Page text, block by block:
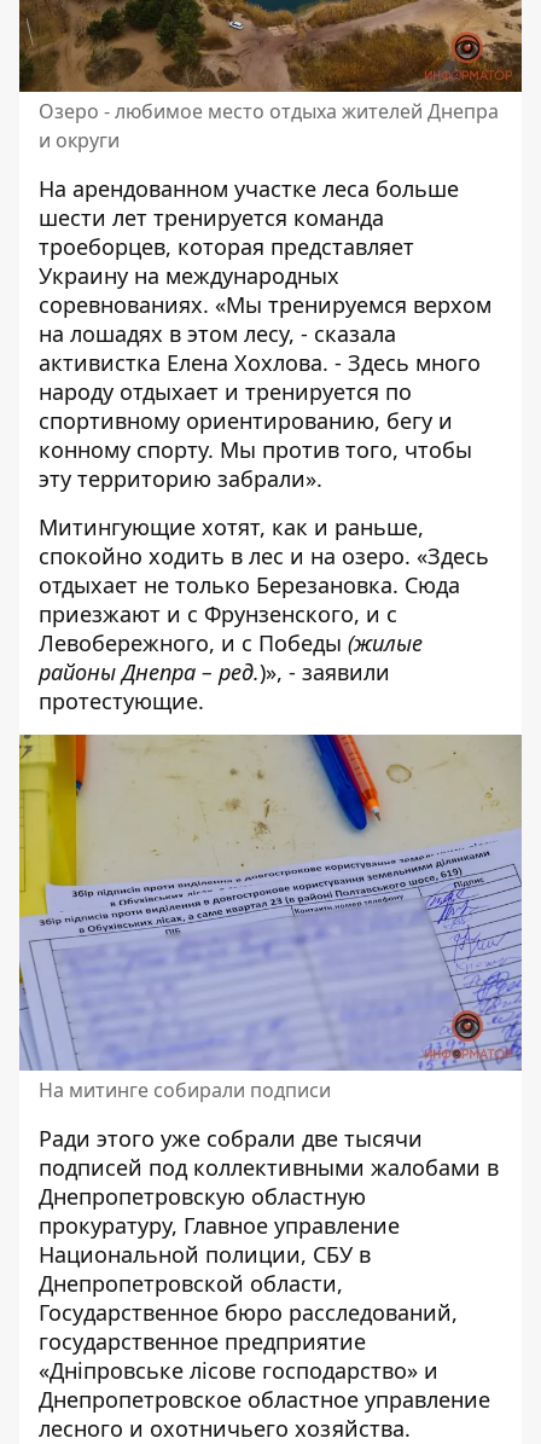
Озеро - любимое место отдыха жителей Днепра
и округи
На арендованном участке леса больше
шести лет тренируется команда
троеборцев, которая представляет
Украину на международных
соревнованиях. «Мы тренируемся верхом
на лошадях в этом лесу, - сказала
активистка Елена Хохлова. - Здесь много
народу отдыхает и тренируется по
спортивному ориентированию, бегу и
конному спорту. Мы против того, чтобы
эту территорию забрали».
Митингующие хотят, как и раньше,
спокойно ходить в лес и на озеро. «Здесь
отдыхает не только Березановка. Сюда
приезжают и с Фрунзенского, и с
Левобережного, и с Победы (жилые
районы Днепра – ред.)», - заявили
протестующие.
На митинге собирали подписи
Ради этого уже собрали две тысячи
подписей под коллективными жалобами в
Днепропетровскую областную
прокуратуру, Главное управление
Национальной полиции, СБУ в
Днепропетровской области,
Государственное бюро расследований,
государственное предприятие
«Дніпровське лісове господарство» и
Днепропетровское областное управление
лесного и охотничьего хозяйства.